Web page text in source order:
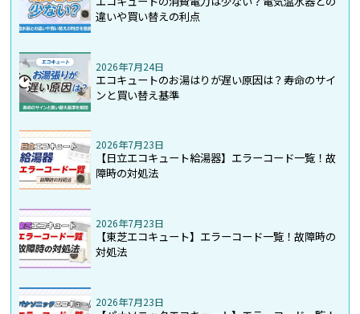
違いや買い替えの利点
2026年7月24日
エコキュートのお湯はりが遅い原因は？寿命のサイ
ンと買い替え基準
2026年7月23日
【日立エコキュート給湯器】エラーコード一覧！故
障時の対処法
2026年7月23日
【東芝エコキュート】エラーコード一覧！故障時の
対処法
2026年7月23日